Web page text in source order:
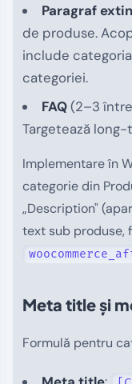
Paragraf
de produse.
include
categoriei.
FAQ(2–3
Targetează
Implementare în
categorie din
„Description"
text sub produse,
Meta title și
Formulă pentru